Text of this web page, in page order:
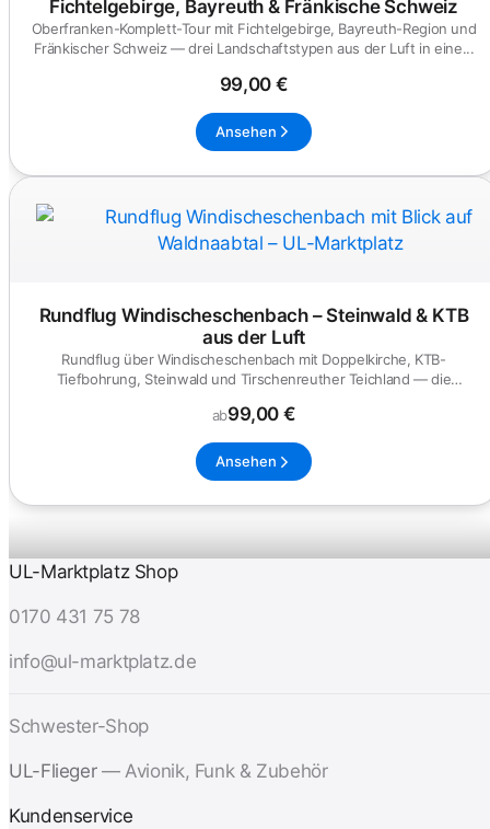
Fichtelgebirge, Bayreuth & Fränkische Schweiz
Oberfranken-Komplett-Tour mit Fichtelgebirge, Bayreuth-Region und
Fränkischer Schweiz — drei Landschaftstypen aus der Luft in eine...
99,00 €
Ansehen
Rundflug Windischeschenbach – Steinwald & KTB
aus der Luft
Rundflug über Windischeschenbach mit Doppelkirche, KTB-
Tiefbohrung, Steinwald und Tirschenreuther Teichland — die
ab99,00 €
Ansehen
UL-Marktplatz Shop
0170 431 75 78
info@ul-marktplatz.de
Schwester-Shop
UL-Flieger — Avionik, Funk & Zubehör
Kundenservice